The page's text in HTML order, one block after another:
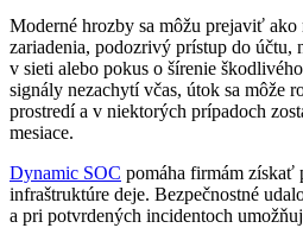
Moderné hrozby sa môžu prejaviť ako
zariadenia, podozrivý prístup do účtu,
v sieti alebo pokus o šírenie
signály nezachytí včas, útok sa môže
prostredí a v niektorých prípadoch
mesiace.
Dynamic SOC pomáha firmám získať
infraštruktúre deje. Bezpečnostné
a pri potvrdených incidentoch